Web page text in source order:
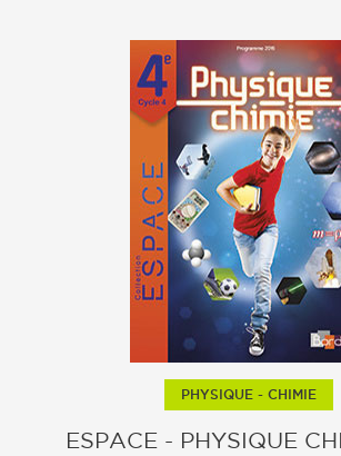
PHYSIQUE - CHIMIE
ESPACE - PHYSIQUE